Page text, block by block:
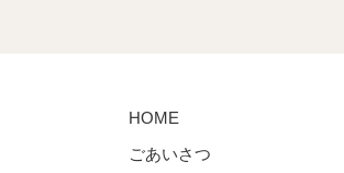
HOME
ごあいさつ